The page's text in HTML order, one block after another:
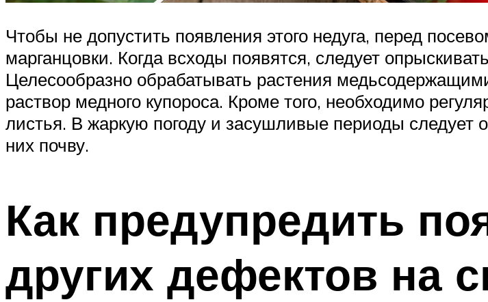
Чтобы не допустить появления этого недуга, перед
марганцовки. Когда всходы появятся, следует
Целесообразно обрабатывать растения
раствор медного купороса. Кроме того, необходимо
листья. В жаркую погоду и засушливые периоды следует
них почву.
Как предупредить
других дефектов на